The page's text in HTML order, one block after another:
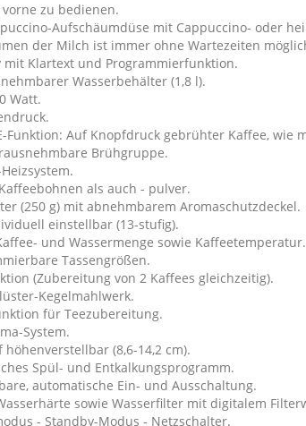
vorne zu bedienen.
Aufschäumdüse mit Cappuccino- oder
der Milch ist immer ohne Wartezeiten
mit Klartext und Programmierfunktion.
Wasserbehälter (1,8 l).
Watt.
Funktion: Auf Knopfdruck gebrühter Kaffee,
Brühgruppe.
als auch - pulver.
(250 g) mit abnehmbarem Aromaschutzdeckel.
einstellbar (13-stufig).
und Wassermenge sowie Kaffeetemperatur.
Tassengrößen.
(Zubereitung von 2 Kaffees gleichzeitig).
Kegelmahlwerk.
für Teezubereitung.
System.
höhenverstellbar (8,6-14,2 cm).
Spül- und Entkalkungsprogramm.
automatische Ein- und Ausschaltung.
sowie Wasserfilter mit digitalem
- Standby-Modus - Netzschalter.